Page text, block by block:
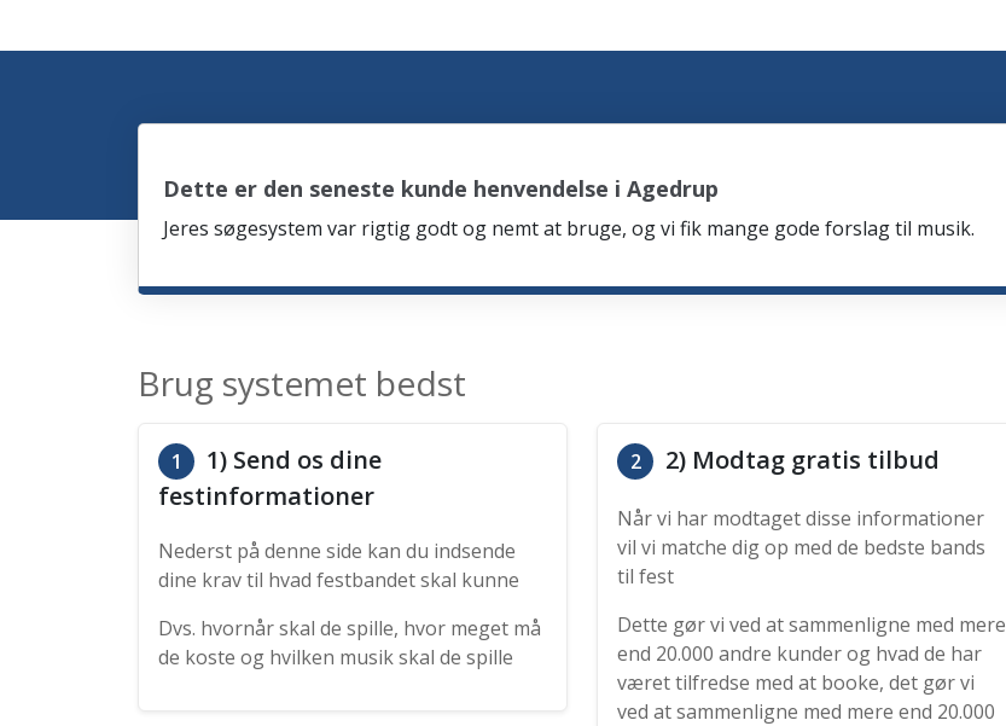
Dette er den seneste kunde henvendelse i Agedrup
Jeres søgesystem var rigtig godt og nemt at bruge, og vi fik mange gode forslag til musik.
Brug systemet bedst
1
1) Send os dine
festinformationer
Nederst på denne side kan du indsende
dine krav til hvad festbandet skal kunne
Dvs. hvornår skal de spille, hvor meget må
de koste og hvilken musik skal de spille
2 2) Modtag gratis tilbud
Når vi har modtaget disse informationer
vil vi matche dig op med de bedste bands
til fest
Dette gør vi ved at sammenligne med mere
end 20.000 andre kunder og hvad de har
været tilfredse med at booke, det gør vi
ved at sammenligne med mere end 20.000